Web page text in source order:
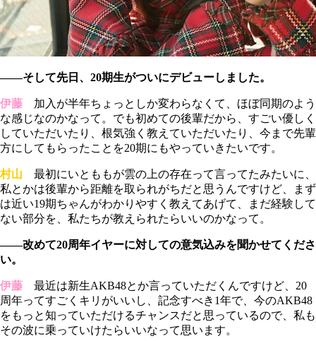
――そして先日、20期生がついにデビューしました。
伊藤 加入が半年ちょっとしか変わらなくて、ほぼ同期のよう
な感じなのかなって。でも初めての後輩だから、すごい優しく
していただいたり、根気強く教えていただいたり、今まで先輩
方にしてもらったことを20期にもやっていきたいです。
村山 最初にいとももが雲の上の存在って言ってたみたいに、
私とかは後輩から距離を取られがちだと思うんですけど、まず
は近い19期ちゃんがわかりやすく教えてあげて、まだ経験して
ない部分を、私たちが教えられたらいいのかなって。
――改めて20周年イヤーに対しての意気込みを聞かせてくださ
い。
伊藤 最近は新生AKB48とか言っていただくんですけど、20
周年ってすごくキリがいいし、記念すべき1年で、今のAKB48
をもっと知っていただけるチャンスだと思っているので、私も
その波に乗っていけたらいいなって思います。